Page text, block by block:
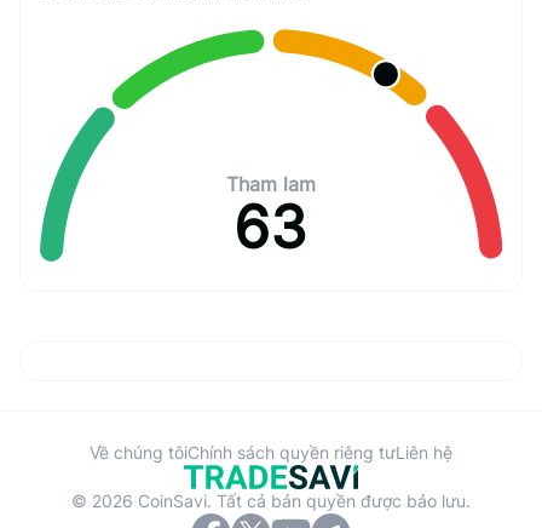
Tham lam
63
© 2026 CoinSavi. Tất cả bản quyền được bảo lưu.
Về chúng tôiChính sách quyền riêng tưLiên hệ